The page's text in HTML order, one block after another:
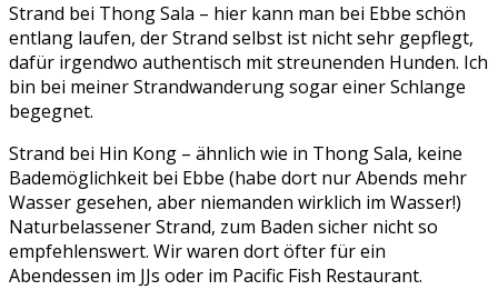
Strand bei Thong Sala – hier kann man bei Ebbe schön
entlang laufen, der Strand selbst ist nicht sehr gepflegt,
dafür irgendwo authentisch mit streunenden Hunden. Ich
bin bei meiner Strandwanderung sogar einer Schlange
begegnet.
Strand bei Hin Kong – ähnlich wie in Thong Sala, keine
Bademöglichkeit bei Ebbe (habe dort nur Abends mehr
Wasser gesehen, aber niemanden wirklich im Wasser!)
Naturbelassener Strand, zum Baden sicher nicht so
empfehlenswert. Wir waren dort öfter für ein
Abendessen im JJs oder im Pacific Fish Restaurant.